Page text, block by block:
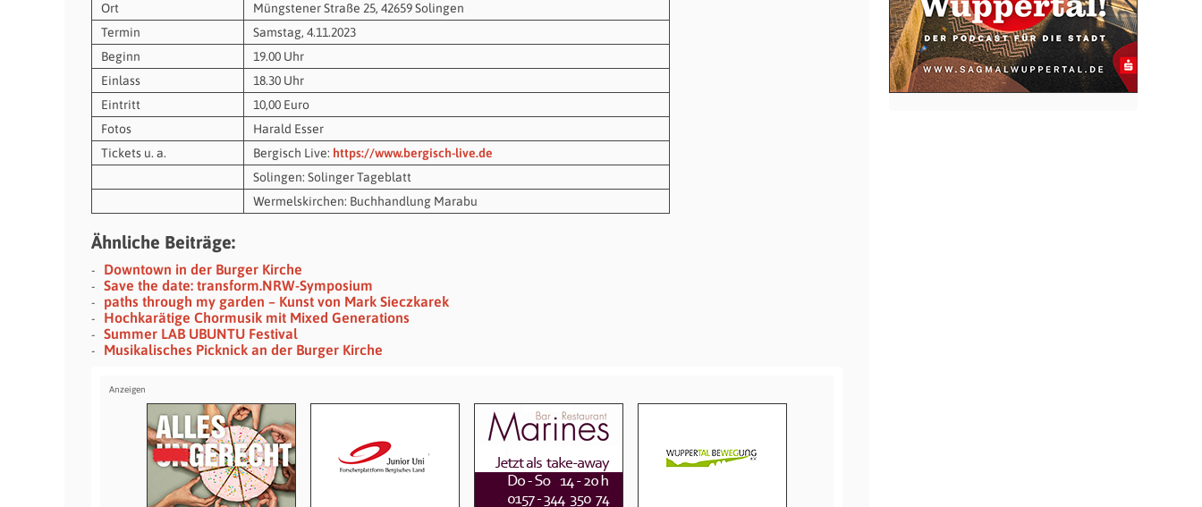
Ort
Müngstener Straße 25, 42659 Solingen
Termin
Samstag, 4.11.2023
Beginn
19.00 Uhr
Einlass
18.30 Uhr
Eintritt
10,00 Euro
Fotos
Harald Esser
Tickets u. a.
Bergisch Live: https://www.bergisch-live.de
Solingen: Solinger Tageblatt
Wermelskirchen: Buchhandlung Marabu
Ähnliche Beiträge:
Downtown in der Burger Kirche
Save the date: transform.NRW-Symposium
paths through my garden – Kunst von Mark Sieczkarek
Hochkarätige Chormusik mit Mixed Generations
Summer LAB UBUNTU Festival
Musikalisches Picknick an der Burger Kirche